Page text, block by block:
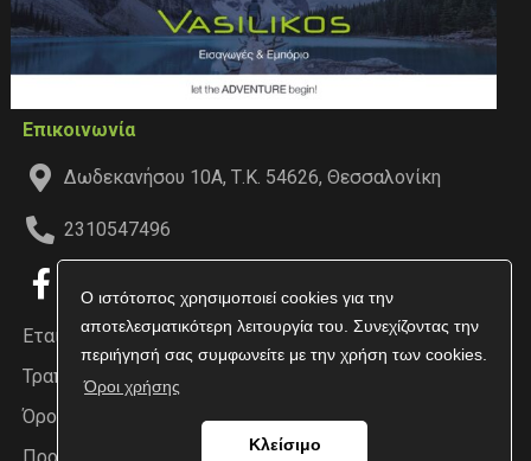
Ο ιστότοπος χρησιμοποιεί cookies για την
αποτελεσματικότερη λειτουργία του. Συνεχίζοντας την
περιήγησή σας συμφωνείτε με την χρήση των cookies.
Όροι χρήσης
Κλείσιμο
Επικοινωνία
Δωδεκανήσου 10Α, Τ.Κ. 54626, Θεσσαλονίκη
2310547496
Εταιρεία
Τραπεζικοί Λογαριασμοί
Όροι χρήσης